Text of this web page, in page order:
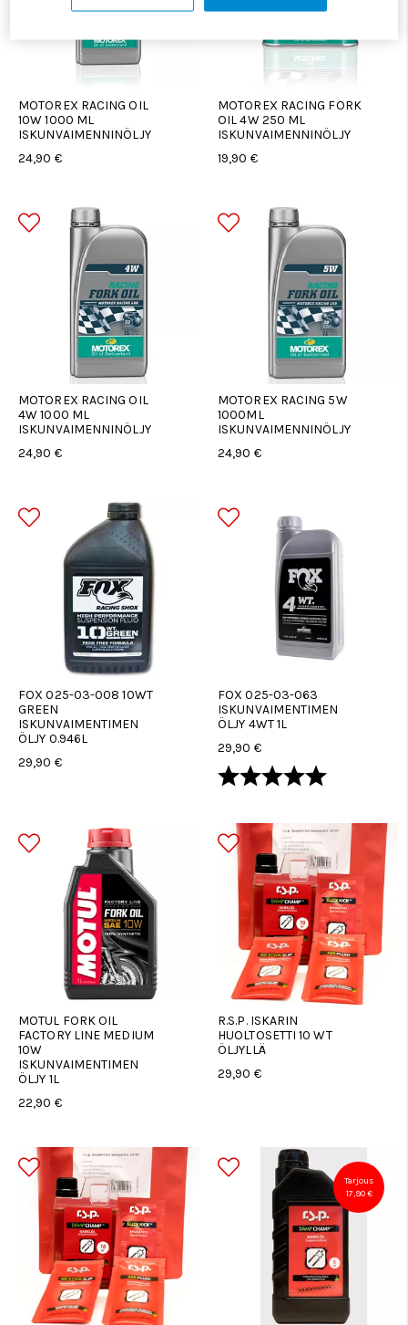
MOTOREX RACING OIL
10W 1000 ML
ISKUNVAIMENNINÖLJY
24,90 €
MOTOREX RACING FORK
OIL 4W 250 ML
ISKUNVAIMENNINÖLJY
19,90 €
MOTOREX RACING OIL
4W 1000 ML
ISKUNVAIMENNINÖLJY
24,90 €
MOTOREX RACING 5W
1000ML
ISKUNVAIMENNINÖLJY
24,90 €
FOX 025-03-008 10WT
GREEN
ISKUNVAIMENTIMEN
ÖLJY 0.946L
29,90 €
FOX 025-03-063
ISKUNVAIMENTIMEN
ÖLJY 4WT 1L
29,90 €
Arvio:
MOTUL FORK OIL
FACTORY LINE MEDIUM
10W
ISKUNVAIMENTIMEN
ÖLJY 1L
22,90 €
R.S.P. ISKARIN
HUOLTOSETTI 10 WT
ÖLJYLLÄ
29,90 €
Tarjous
17,90 €